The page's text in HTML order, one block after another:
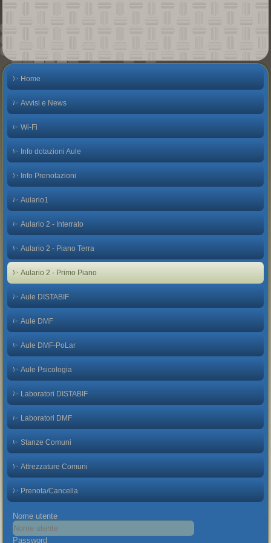
Home
Avvisi e News
Wi-Fi
Info dotazioni Aule
Info Prenotazioni
Aulario1
Aulario 2 - Interrato
Aulario 2 - Piano Terra
Aulario 2 - Primo Piano
Aule DISTABIF
Aule DMF
Aule DMF-PoLar
Aule Psicologia
Laboratori DISTABIF
Laboratori DMF
Stanze Comuni
Attrezzature Comuni
Prenota/Cancella
Nome utente
Password